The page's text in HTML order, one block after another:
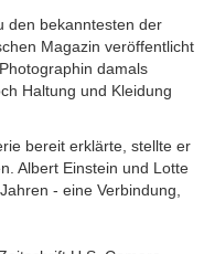
den bekanntesten der
Magazin veröffentlicht
damals
Haltung und Kleidung
bereit erklärte, stellte er
Albert Einstein und Lotte
- eine Verbindung,